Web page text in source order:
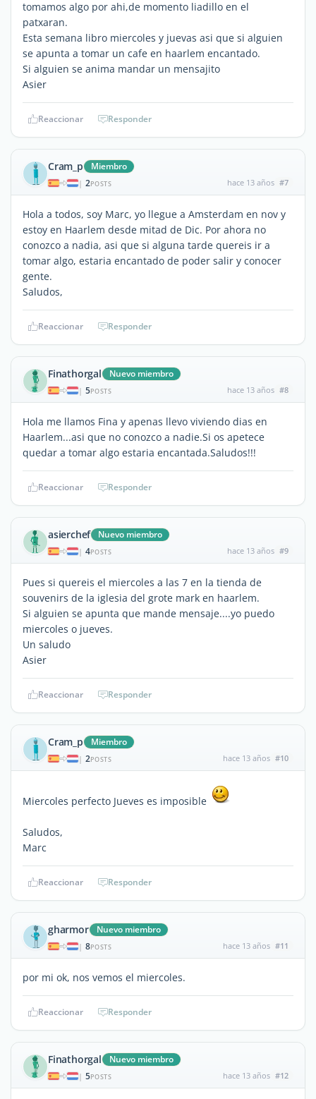
tomamos algo por ahi,de momento liadillo en el
patxaran.
Esta semana libro miercoles y juevas asi que si alguien
se apunta a tomar un cafe en haarlem encantado.
Si alguien se anima mandar un mensajito
Asier
Reaccionar Responder
Cram_p Miembro
| 2POSTS hace 13 años #7
Hola a todos, soy Marc, yo llegue a Amsterdam en nov y
estoy en Haarlem desde mitad de Dic. Por ahora no
conozco a nadia, asi que si alguna tarde quereis ir a
tomar algo, estaria encantado de poder salir y conocer
gente.
Saludos,
Reaccionar Responder
Finathorgal Nuevo miembro
| 5POSTS hace 13 años #8
Hola me llamos Fina y apenas llevo viviendo dias en
Haarlem...asi que no conozco a nadie.Si os apetece
quedar a tomar algo estaria encantada.Saludos!!!
Reaccionar Responder
asierchef Nuevo miembro
| 4POSTS hace 13 años #9
Pues si quereis el miercoles a las 7 en la tienda de
souvenirs de la iglesia del grote mark en haarlem.
Si alguien se apunta que mande mensaje....yo puedo
miercoles o jueves.
Un saludo
Asier
Reaccionar Responder
Cram_p Miembro
| 2POSTS hace 13 años #10
Miercoles perfecto Jueves es imposible
Saludos,
Marc
Reaccionar Responder
gharmor Nuevo miembro
| 8POSTS hace 13 años #11
por mi ok, nos vemos el miercoles.
Reaccionar Responder
Finathorgal Nuevo miembro
| 5POSTS hace 13 años #12